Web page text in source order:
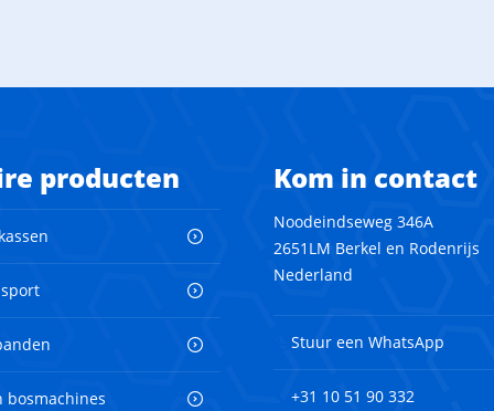
producten
bosmachines
Kom in contact
Noodeindseweg 346A
2651LM Berkel en Rodenrijs
Nederland
Stuur een WhatsApp
+31 10 51 90 332